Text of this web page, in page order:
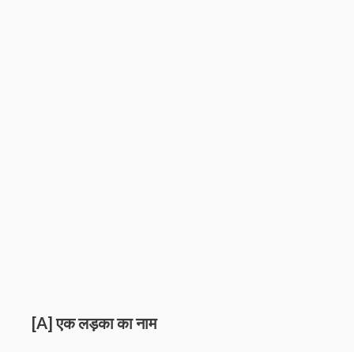
[A] एक लड़का का नाम